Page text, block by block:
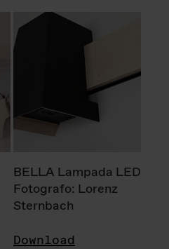
BELLA Lampada LED
Fotografo: Lorenz
Sternbach
Download